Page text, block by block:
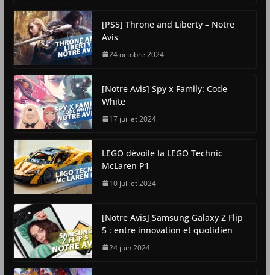
[PS5] Throne and Liberty – Notre
Avis
24 octobre 2024
[Notre Avis] Spy x Family: Code
White
17 juillet 2024
LEGO dévoile la LEGO Technic
McLaren P1
10 juillet 2024
[Notre Avis] Samsung Galaxy Z Flip
5 : entre innovation et quotidien
24 juin 2024